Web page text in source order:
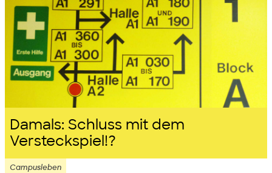
Damals: Schluss mit dem
Versteckspiel!?
Campusleben